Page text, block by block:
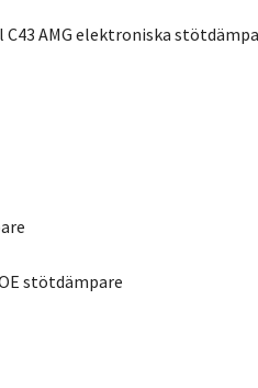
C43 AMG elektroniska
stötdämpare